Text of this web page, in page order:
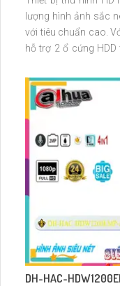
lượng hình ảnh sắc
với tiêu chuẩn cao. Với khả năng quan sát ban đêm, thiết bị
hỗ trợ 2 ổ cứng HDD
định
DH-HAC-